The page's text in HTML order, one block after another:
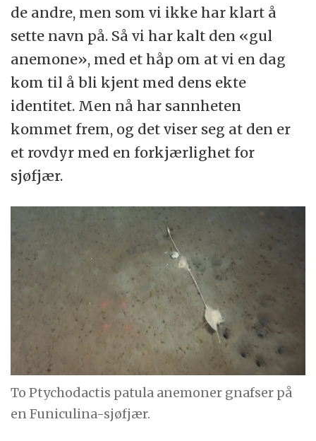
de andre, men som vi ikke har klart å
sette navn på. Så vi har kalt den «gul
anemone», med et håp om at vi en dag
kom til å bli kjent med dens ekte
identitet. Men nå har sannheten
kommet frem, og det viser seg at den er
et rovdyr med en forkjærlighet for
sjøfjær.
To Ptychodactis patula anemoner gnafser på
en Funiculina-sjøfjær.